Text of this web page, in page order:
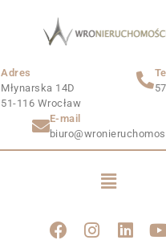
Adres
Młynarska 14D
51-116 Wrocław
E-mail